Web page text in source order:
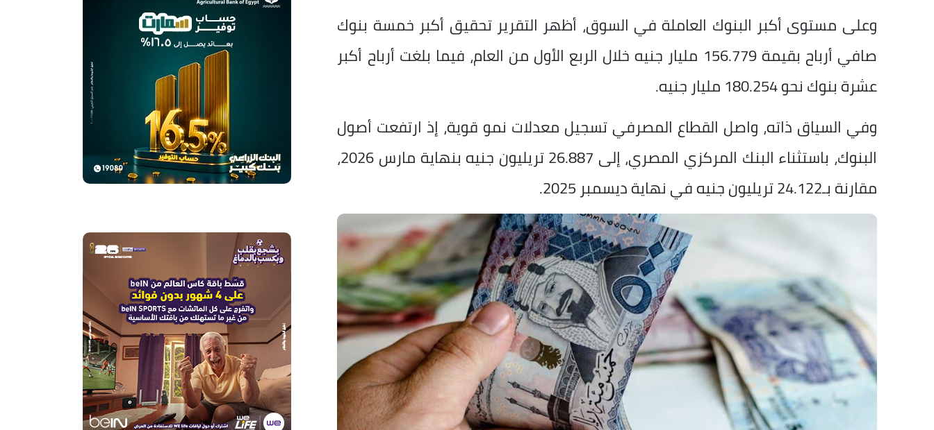
وعلى مستوى أكبر البنوك العاملة في السوق، أظهر التقرير تحقيق أكبر خمسة بنوك
صافي أرباح بقيمة 156.779 مليار جنيه خلال الربع الأول من العام، فيما بلغت أرباح أكبر
عشرة بنوك نحو 180.254 مليار جنيه.
وفي السياق ذاته، واصل القطاع المصرفي تسجيل معدلات نمو قوية، إذ ارتفعت أصول
البنوك، باستثناء البنك المركزي المصري، إلى 26.887 تريليون جنيه بنهاية مارس 2026،
مقارنة بـ24.122 تريليون جنيه في نهاية ديسمبر 2025.